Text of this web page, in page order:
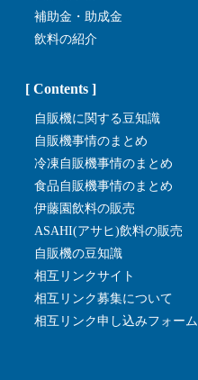
補助金・助成金
飲料の紹介
[ Contents ]
自販機に関する豆知識
自販機事情のまとめ
冷凍自販機事情のまとめ
食品自販機事情のまとめ
伊藤園飲料の販売
ASAHI(アサヒ)飲料の販売
自販機の豆知識
相互リンクサイト
相互リンク募集について
相互リンク申し込みフォーム